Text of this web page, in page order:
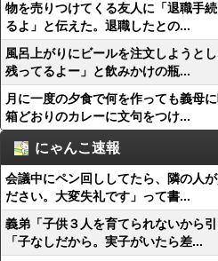
物を売りつけてくる友人に「退職手
るよ」と伝えた。退職したとの...
風呂上がりにビールを注文しようと
残ってるよー」と飲みかけの瓶...
月に一度の夕食で何を作っても義母
箱どおりのカレーに文句をつけ...
にゃんこ速報
会議中にペン回ししてたら、隣の人
ださい。大変失礼です」って書...
義弟「子供３人を育てられないから
「子なしだから。実子がいたら差...